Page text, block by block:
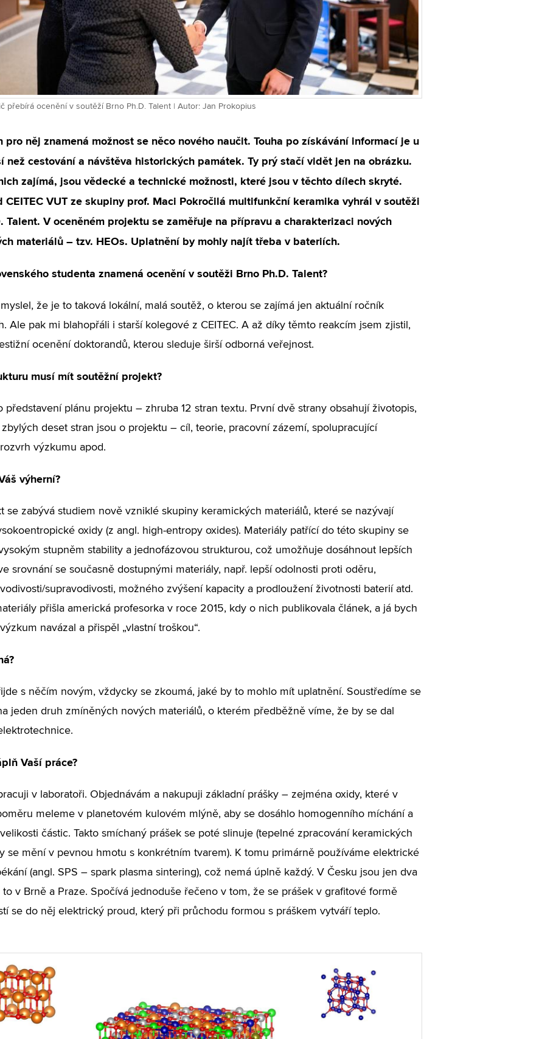
přebírá ocenění v soutěží Brno Ph.D. Talent | Autor: Jan Prokopius
pro něj znamená možnost se něco nového naučit. Touha po získávání informací je u
než cestování a návštěva historických památek. Ty prý stačí vidět jen na obrázku.
zajímá, jsou vědecké a technické možnosti, které jsou v těchto dílech skryté.
CEITEC VUT ze skupiny prof. Maci Pokročilá multifunkční keramika vyhrál v soutěži
Talent. V oceněném projektu se zaměřuje na přípravu a charakterizaci nových
materiálů – tzv. HEOs. Uplatnění by mohly najít třeba v bateriích.
studenta znamená ocenění v soutěži Brno Ph.D. Talent?
že je to taková lokální, malá soutěž, o kterou se zajímá jen aktuální ročník
Ale pak mi blahopřáli i starší kolegové z CEITEC. A až díky těmto reakcím jsem zjistil,
ocenění doktorandů, kterou sleduje širší odborná veřejnost.
musí mít soutěžní projekt?
představení plánu projektu – zhruba 12 stran textu. První dvě strany obsahují životopis,
deset stran jsou o projektu – cíl, teorie, pracovní zázemí, spolupracující
výzkumu apod.
výherní?
se zabývá studiem nově vzniklé skupiny keramických materiálů, které se nazývají
oxidy (z angl. high-entropy oxides). Materiály patřící do této skupiny se
stupněm stability a jednofázovou strukturou, což umožňuje dosáhnout lepších
srovnání se současně dostupnými materiály, např. lepší odolnosti proti oděru,
supravodivosti, možného zvýšení kapacity a prodloužení životnosti baterií atd.
přišla americká profesorka v roce 2015, kdy o nich publikovala článek, a já bych
navázal a přispěl „vlastní troškou“.
s něčím novým, vždycky se zkoumá, jaké by to mohlo mít uplatnění. Soustředíme se
jeden druh zmíněných nových materiálů, o kterém předběžně víme, že by se dal
Vaší práce?
v laboratoři. Objednávám a nakupuji základní prášky – zejména oxidy, které v
meleme v planetovém kulovém mlýně, aby se dosáhlo homogenního míchání a
částic. Takto smíchaný prášek se poté slinuje (tepelné zpracování keramických
se mění v pevnou hmotu s konkrétním tvarem). K tomu primárně používáme elektrické
(angl. SPS – spark plasma sintering), což nemá úplně každý. V Česku jsou jen dva
to v Brně a Praze. Spočívá jednoduše řečeno v tom, že se prášek v grafitové formě
se do něj elektrický proud, který při průchodu formou s práškem vytváří teplo.